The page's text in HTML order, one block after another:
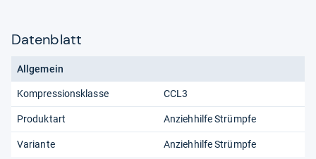
Datenblatt
Allgemein
Kompressionsklasse CCL3
Produktart Anziehhilfe Strümpfe
Variante Anziehhilfe Strümpfe